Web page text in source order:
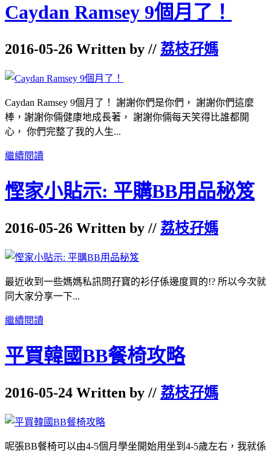
Caydan Ramsey 9個月了！
2016-05-26 Written by // 荔枝孖媽
Caydan Ramsey 9個月了！ 謝謝你們是你們， 謝謝你們這麼
棒，謝謝你倆健康地成長著， 謝謝你倆每天笑得比誰都開
心， 你們完整了我的人生...
繼續閱讀
慳家小貼示: 平購BB用品秘笈
2016-05-26 Written by // 荔枝孖媽
最近收到一些媽媽私訊問孖寶的衫仔係邊度買的!? 所以今次就
同大家分享一下...
繼續閱讀
平買韓國BB餐椅攻略
2016-05-24 Written by // 荔枝孖媽
呢張BB餐椅可以由4-5個月學坐開始用坐到4-5歲左右，我就係